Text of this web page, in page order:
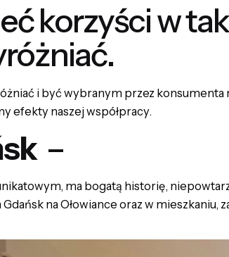
korzyści w
i być wybranym przez
efekty naszej współpracy.
–
ma bogatą historię,
na Ołowiance oraz w mieszkaniu,